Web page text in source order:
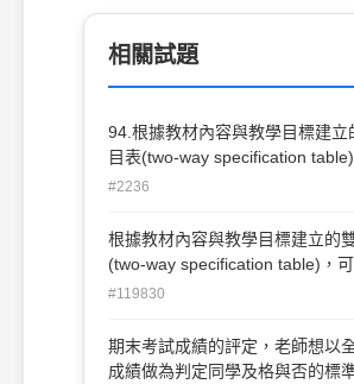
相關試題
94.根據教材內容與教學目標建立
目表(two-way specification table)
來判斷測驗的 (A)預測效度(B)校
#2236
根據教材內容與教學目標建立的
(two-way specification table)，可
斷測驗的 (A)預測效度(B)校標關
#119830
期末考試成績的評定，老師想以
成績做為判定同學及格與否的標